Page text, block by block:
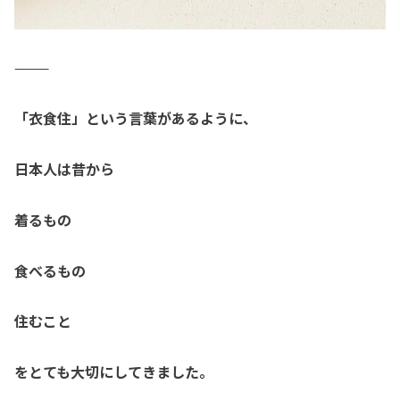
⸻
「衣食住」という言葉があるように、
日本人は昔から
着るもの
食べるもの
住むこと
をとても大切にしてきました。